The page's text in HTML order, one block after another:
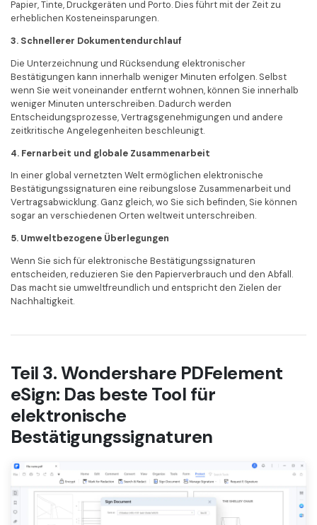
Papier, Tinte, Druckgeräten und Porto. Dies führt mit der Zeit zu
erheblichen Kosteneinsparungen.
3. Schnellerer Dokumentendurchlauf
Die Unterzeichnung und Rücksendung elektronischer
Bestätigungen kann innerhalb weniger Minuten erfolgen. Selbst
wenn Sie weit voneinander entfernt wohnen, können Sie innerhalb
weniger Minuten unterschreiben. Dadurch werden
Entscheidungsprozesse, Vertragsgenehmigungen und andere
zeitkritische Angelegenheiten beschleunigt.
4. Fernarbeit und globale Zusammenarbeit
In einer global vernetzten Welt ermöglichen elektronische
Bestätigungssignaturen eine reibungslose Zusammenarbeit und
Vertragsabwicklung. Ganz gleich, wo Sie sich befinden, Sie können
sogar an verschiedenen Orten weltweit unterschreiben.
5. Umweltbezogene Überlegungen
Wenn Sie sich für elektronische Bestätigungssignaturen
entscheiden, reduzieren Sie den Papierverbrauch und den Abfall.
Das macht sie umweltfreundlich und entspricht den Zielen der
Nachhaltigkeit.
Teil 3. Wondershare PDFelement
eSign: Das beste Tool für
elektronische
Bestätigungssignaturen